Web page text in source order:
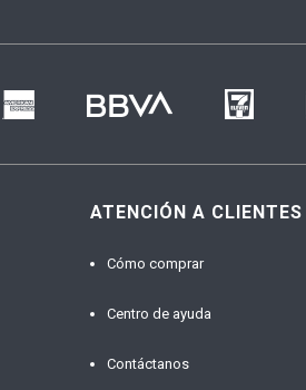
ATENCIÓN A CLIENTES
Cómo comprar
Centro de ayuda
Contáctanos